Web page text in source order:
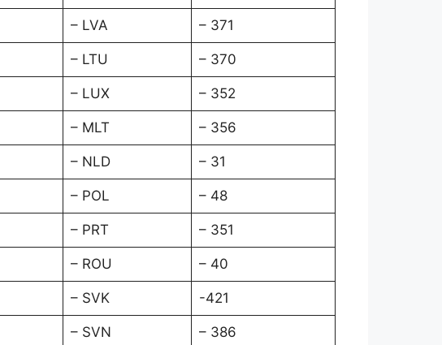
– LVA – 371
– LTU – 370
– LUX – 352
– MLT – 356
– NLD – 31
– POL – 48
– PRT – 351
– ROU – 40
– SVK -421
– SVN – 386